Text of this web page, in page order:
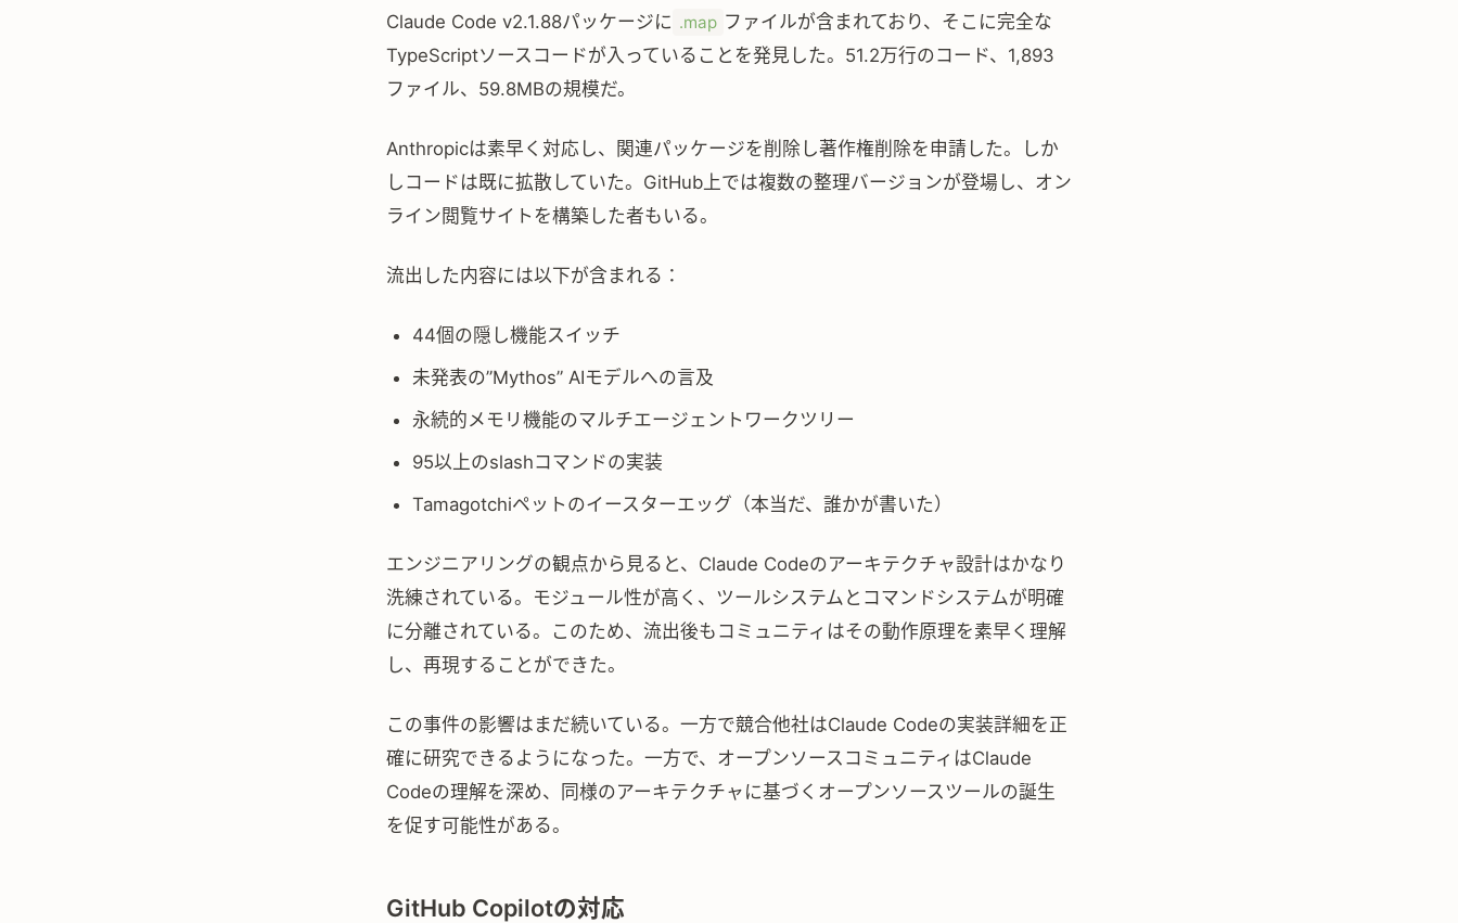
Claude Code v2.1.88パッケージに .map ファイルが含まれており、そこに完全な
TypeScriptソースコードが入っていることを発見した。51.2万行のコード、1,893
ファイル、59.8MBの規模だ。
Anthropicは素早く対応し、関連パッケージを削除し著作権削除を申請した。しか
しコードは既に拡散していた。GitHub上では複数の整理バージョンが登場し、オン
ライン閲覧サイトを構築した者もいる。
流出した内容には以下が含まれる：
44個の隠し機能スイッチ
未発表の”Mythos” AIモデルへの言及
永続的メモリ機能のマルチエージェントワークツリー
95以上のslashコマンドの実装
Tamagotchiペットのイースターエッグ（本当だ、誰かが書いた）
エンジニアリングの観点から見ると、Claude Codeのアーキテクチャ設計はかなり
洗練されている。モジュール性が高く、ツールシステムとコマンドシステムが明確
に分離されている。このため、流出後もコミュニティはその動作原理を素早く理解
し、再現することができた。
この事件の影響はまだ続いている。一方で競合他社はClaude Codeの実装詳細を正
確に研究できるようになった。一方で、オープンソースコミュニティはClaude
Codeの理解を深め、同様のアーキテクチャに基づくオープンソースツールの誕生
を促す可能性がある。
GitHub Copilotの対応